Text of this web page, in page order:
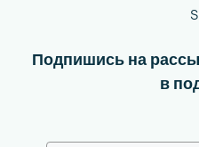
Подпишись на
в